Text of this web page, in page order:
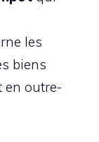
les
biens
en outre-